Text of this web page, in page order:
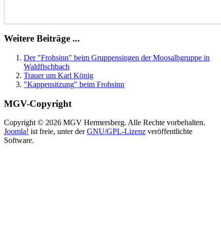
Weitere Beiträge ...
Der "Frohsinn" beim Gruppensingen der Moosalbgruppe in
Waldfischbach
Trauer um Karl König
"Kappensitzung" beim Frohsinn
MGV-Copyright
Copyright © 2026 MGV Hermersberg. Alle Rechte vorbehalten.
Joomla! ist freie, unter derGNU/GPL-Lizenz veröffentlichte
Software.